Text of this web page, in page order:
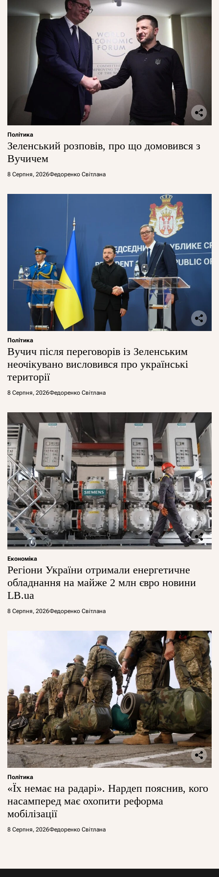
Політика
Зеленський розповів, про що домовився з
Вучичем
8 Серпня, 2026Федоренко Світлана
Політика
Вучич після переговорів із Зеленським
неочікувано висловився про українські
території
8 Серпня, 2026Федоренко Світлана
Економіка
Регіони України отримали енергетичне
обладнання на майже 2 млн євро новини
LB.ua
8 Серпня, 2026Федоренко Світлана
Політика
«Їх немає на радарі». Нардеп пояснив, кого
насамперед має охопити реформа
мобілізації
8 Серпня, 2026Федоренко Світлана